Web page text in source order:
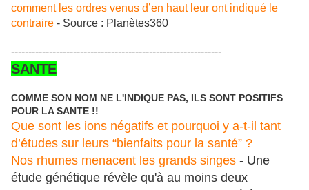
comment les ordres venus d’en haut leur ont indiqué le
contraire - Source : Planètes360
-------------------------------------------------------------
SANTE
COMME SON NOM NE L'INDIQUE PAS, ILS SONT POSITIFS
POUR LA SANTE !!
Que sont les ions négatifs et pourquoi y a-t-il tant
d’études sur leurs “bienfaits pour la santé” ?
Nos rhumes menacent les grands singes - Une
étude génétique révèle qu'à au moins deux